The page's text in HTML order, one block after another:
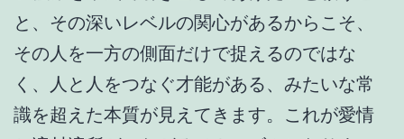
と、その深いレベルの関心があるからこそ、
その人を一方の側面だけで捉えるのではな
く、人と人をつなぐ才能がある、みたいな常
識を超えた本質が見えてきます。これが愛情